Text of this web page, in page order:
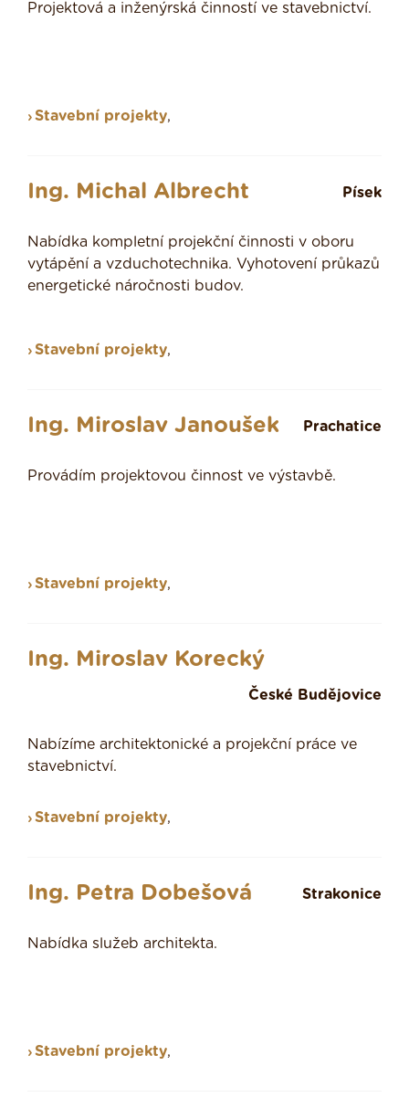
Projektová a inženýrská činností ve stavebnictví.
Stavební projekty,
Ing. Michal Albrecht Písek
Nabídka kompletní projekční činnosti v oboru
vytápění a vzduchotechnika. Vyhotovení průkazů
energetické náročnosti budov.
Stavební projekty,
Ing. Miroslav Janoušek Prachatice
Provádím projektovou činnost ve výstavbě.
Stavební projekty,
Ing. Miroslav Korecký
České Budějovice
Nabízíme architektonické a projekční práce ve
stavebnictví.
Stavební projekty,
Ing. Petra Dobešová Strakonice
Nabídka služeb architekta.
Stavební projekty,